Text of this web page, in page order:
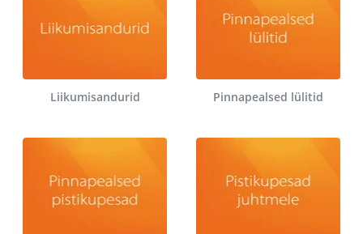
Liikumisandurid Pinnapealsed lülitid